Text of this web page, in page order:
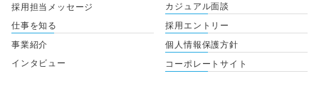
採用担当メッセージ
仕事を知る
事業紹介
インタビュー
カジュアル面談
採用エントリー
個人情報保護方針
コーポレートサイト